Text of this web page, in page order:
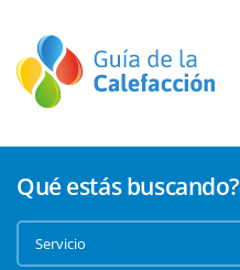
Qué estás buscando?